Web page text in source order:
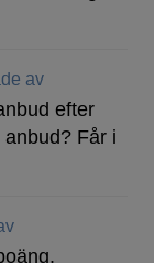
av
efter
Får i